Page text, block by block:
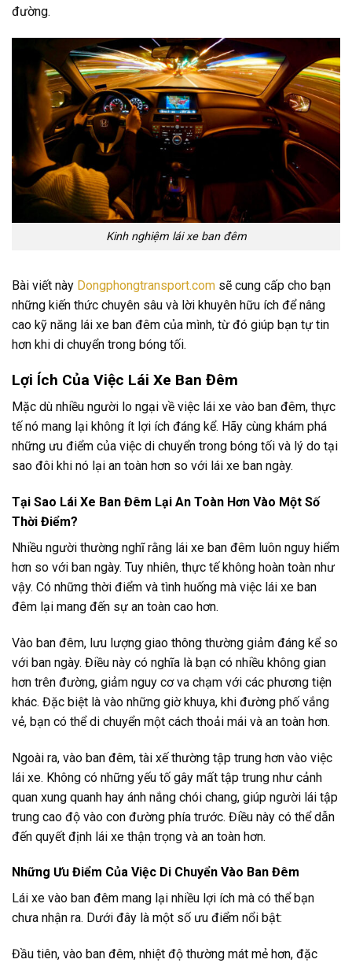
đường.
Kinh nghiệm lái xe ban đêm
Bài viết này Dongphongtransport.com sẽ cung cấp cho bạn
những kiến thức chuyên sâu và lời khuyên hữu ích để nâng
cao kỹ năng lái xe ban đêm của mình, từ đó giúp bạn tự tin
hơn khi di chuyển trong bóng tối.
Lợi Ích Của Việc Lái Xe Ban Đêm
Mặc dù nhiều người lo ngại về việc lái xe vào ban đêm, thực
tế nó mang lại không ít lợi ích đáng kể. Hãy cùng khám phá
những ưu điểm của việc di chuyển trong bóng tối và lý do tại
sao đôi khi nó lại an toàn hơn so với lái xe ban ngày.
Tại Sao Lái Xe Ban Đêm Lại An Toàn Hơn Vào Một Số
Thời Điểm?
Nhiều người thường nghĩ rằng lái xe ban đêm luôn nguy hiểm
hơn so với ban ngày. Tuy nhiên, thực tế không hoàn toàn như
vậy. Có những thời điểm và tình huống mà việc lái xe ban
đêm lại mang đến sự an toàn cao hơn.
Vào ban đêm, lưu lượng giao thông thường giảm đáng kể so
với ban ngày. Điều này có nghĩa là bạn có nhiều không gian
hơn trên đường, giảm nguy cơ va chạm với các phương tiện
khác. Đặc biệt là vào những giờ khuya, khi đường phố vắng
vẻ, bạn có thể di chuyển một cách thoải mái và an toàn hơn.
Ngoài ra, vào ban đêm, tài xế thường tập trung hơn vào việc
lái xe. Không có những yếu tố gây mất tập trung như cảnh
quan xung quanh hay ánh nắng chói chang, giúp người lái tập
trung cao độ vào con đường phía trước. Điều này có thể dẫn
đến quyết định lái xe thận trọng và an toàn hơn.
Những Ưu Điểm Của Việc Di Chuyển Vào Ban Đêm
Lái xe vào ban đêm mang lại nhiều lợi ích mà có thể bạn
chưa nhận ra. Dưới đây là một số ưu điểm nổi bật:
Đầu tiên, vào ban đêm, nhiệt độ thường mát mẻ hơn, đặc